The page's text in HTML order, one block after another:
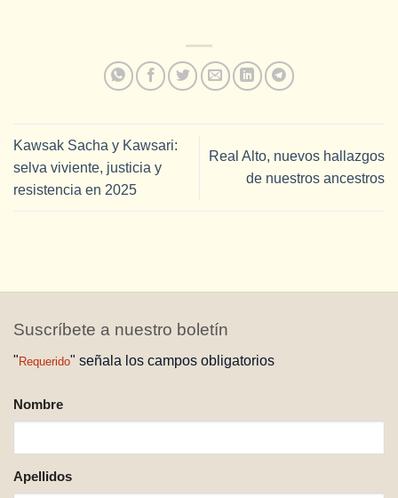
Kawsak Sacha y Kawsari:
selva viviente, justicia y
resistencia en 2025
Real Alto, nuevos hallazgos
de nuestros ancestros
Suscríbete a nuestro boletín
"Requerido" señala los campos obligatorios
NOMBRE
REQUERIDO
Nombre
Apellidos